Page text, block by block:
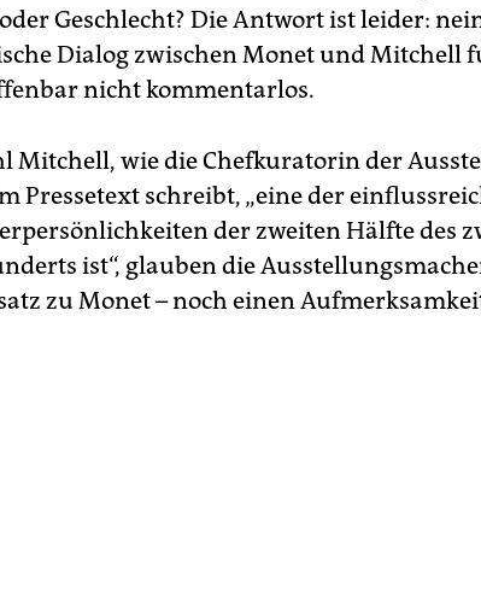
Geschlecht? Die Antwort ist leider:
Dialog zwischen Monet und Mitchell
nicht kommentarlos.
Mitchell, wie die Chefkuratorin der
Pressetext schreibt, „eine der
der zweiten Hälfte des
ist“, glauben die
zu Monet – noch einen